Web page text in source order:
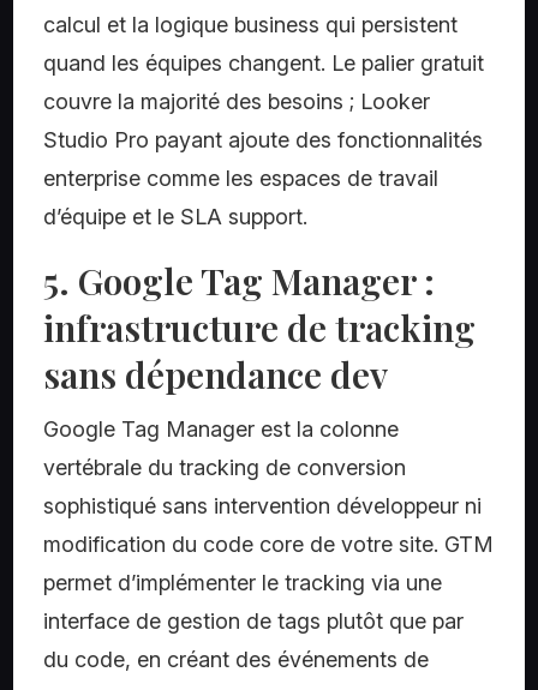
calcul et la logique business qui persistent
quand les équipes changent. Le palier gratuit
couvre la majorité des besoins ; Looker
Studio Pro payant ajoute des fonctionnalités
enterprise comme les espaces de travail
d’équipe et le SLA support.
5. Google Tag Manager :
infrastructure de tracking
sans dépendance dev
Google Tag Manager est la colonne
vertébrale du tracking de conversion
sophistiqué sans intervention développeur ni
modification du code core de votre site. GTM
permet d’implémenter le tracking via une
interface de gestion de tags plutôt que par
du code, en créant des événements de